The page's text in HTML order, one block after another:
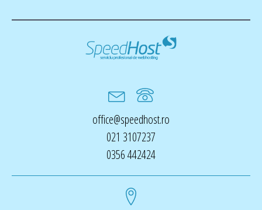
office@speedhost.ro
021 3107237
0356 442424